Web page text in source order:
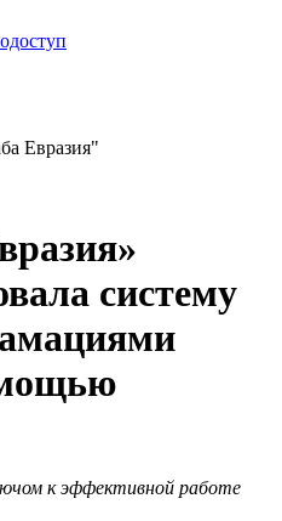
Евразия"
систему
к эффективной работе